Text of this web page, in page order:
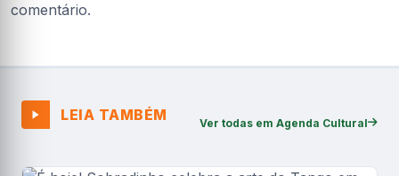
comentário.
LEIA TAMBÉM Ver todas em Agenda Cultural